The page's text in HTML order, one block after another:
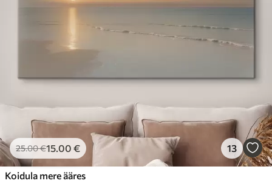
25.00€15.00 € 13
Koidula mere ääres